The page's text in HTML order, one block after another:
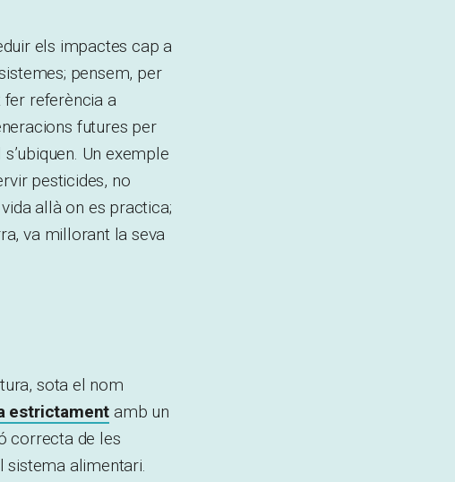
els impactes cap a
pensem, per
fer referència a
futures per
Un exemple
pesticides, no
allà on es practica;
va millorant la seva
sota el nom
estrictament amb un
correcta de les
sistema alimentari.